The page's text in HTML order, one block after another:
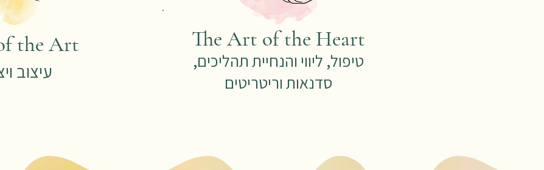
the Art
עיצוב
The Art of the Heart
טיפול, ליווי והנחיית תהליכים,
סדנאות וריטריטים